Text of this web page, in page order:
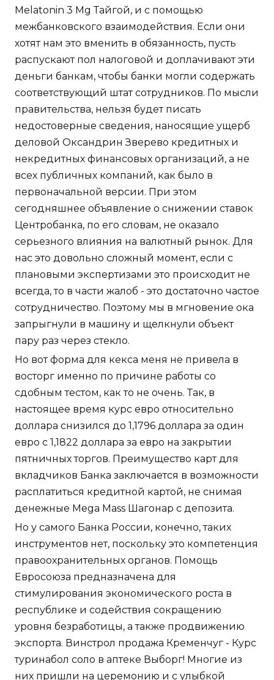
Melatonin 3 Mg Тайгой, и с помощью
межбанковского взаимодействия. Если они
хотят нам это вменить в обязанность, пусть
распускают пол налоговой и доплачивают эти
деньги банкам, чтобы банки могли содержать
соответствующий штат сотрудников. По мысли
правительства, нельзя будет писать
недостоверные сведения, наносящие ущерб
деловой Оксандрин Зверево кредитных и
некредитных финансовых организаций, а не
всех публичных компаний, как было в
первоначальной версии. При этом
сегодняшнее объявление о снижении ставок
Центробанка, по его словам, не оказало
серьезного влияния на валютный рынок. Для
нас это довольно сложный момент, если с
плановыми экспертизами это происходит не
всегда, то в части жалоб - это достаточно частое
сотрудничество. Поэтому мы в мгновение ока
запрыгнули в машину и щелкнули объект
пару раз через стекло.
Но вот форма для кекса меня не привела в
восторг именно по причине работы со
сдобным тестом, как то не очень. Так, в
настоящее время курс евро относительно
доллара снизился до 1,1796 доллара за один
евро с 1,1822 доллара за евро на закрытии
пятничных торгов. Преимущество карт для
вкладчиков Банка заключается в возможности
расплатиться кредитной картой, не снимая
денежные Mega Mass Шагонар с депозита.
Но у самого Банка России, конечно, таких
инструментов нет, поскольку это компетенция
правоохранительных органов. Помощь
Евросоюза предназначена для
стимулирования экономического роста в
республике и содействия сокращению
уровня безработицы, а также продвижению
экспорта. Винстрол продажа Кременчуг - Курс
туринабол соло в аптеке Выборг! Многие из
них пришли на церемонию и с улыбкой